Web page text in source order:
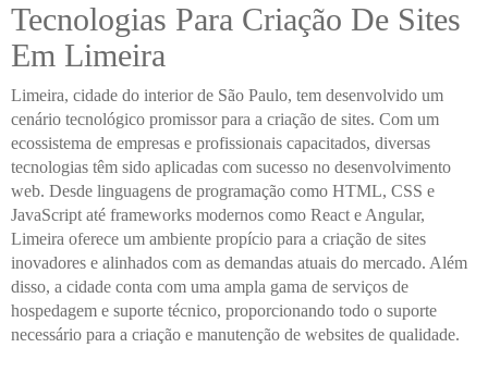
Tecnologias Para Criação De Sites
Em Limeira
Limeira, cidade do interior de São Paulo, tem desenvolvido um
cenário tecnológico promissor para a criação de sites. Com um
ecossistema de empresas e profissionais capacitados, diversas
tecnologias têm sido aplicadas com sucesso no desenvolvimento
web. Desde linguagens de programação como HTML, CSS e
JavaScript até frameworks modernos como React e Angular,
Limeira oferece um ambiente propício para a criação de sites
inovadores e alinhados com as demandas atuais do mercado. Além
disso, a cidade conta com uma ampla gama de serviços de
hospedagem e suporte técnico, proporcionando todo o suporte
necessário para a criação e manutenção de websites de qualidade.